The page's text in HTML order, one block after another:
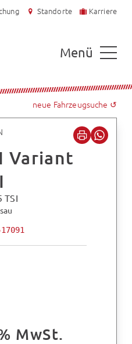
Standorte Karriere
Menü
neue Fahrzeugsuche ↺
Variant
TSI
MwSt.